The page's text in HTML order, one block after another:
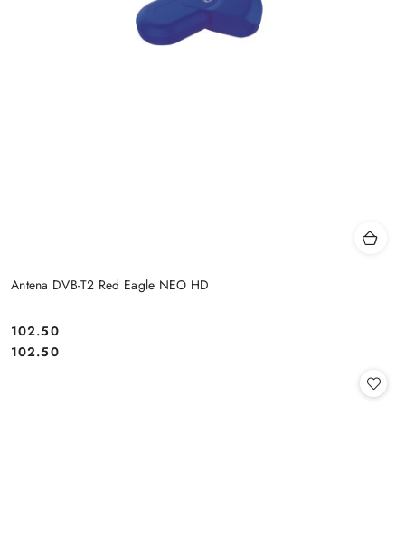
Antena DVB-T2 Red Eagle NEO HD
Cena:
102.50
Cena:
102.50